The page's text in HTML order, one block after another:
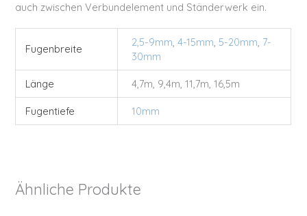
auch zwischen Verbundelement und Ständerwerk ein.
Fugenbreite
2,5-9mm, 4-15mm, 5-20mm, 7-
30mm
Länge 4,7m, 9,4m, 11,7m, 16,5m
Fugentiefe 10mm
Ähnliche Produkte